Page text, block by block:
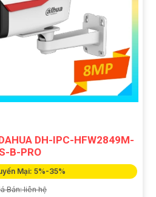
DH-IPC-HFW2849M-
B-PRO
Mại: 5%-35%
Bán: liên hệ